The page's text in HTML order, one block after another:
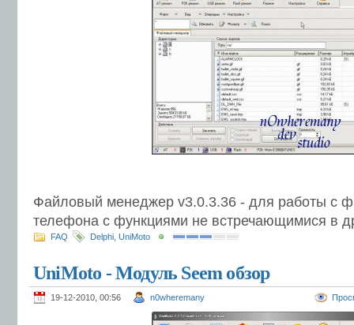
Файловый менеджер v3.0.3.36 - для работы с
телефона с функциями не встречающимися в
FAQ Delphi UniMoto
UniMoto - Модуль Seem обзор
19-12-2010, 00:56 n0wheremany